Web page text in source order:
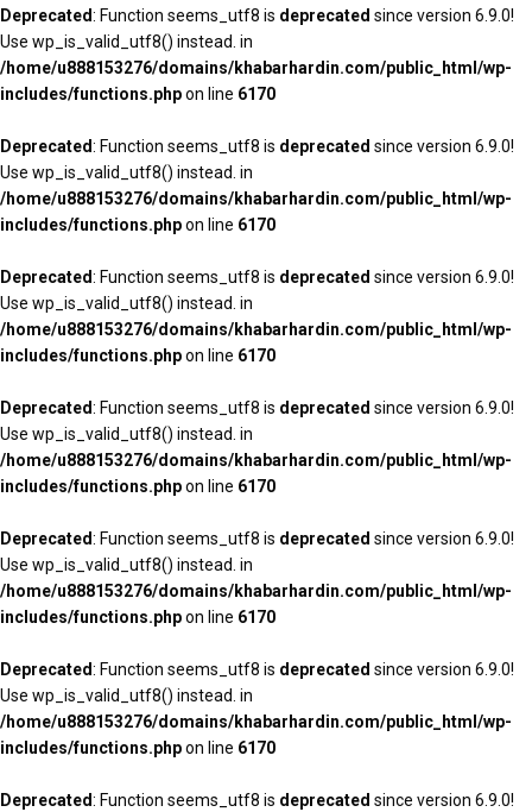
Deprecated: Function seems_utf8 is deprecated since version 6.9.0!
Use wp_is_valid_utf8() instead. in
/home/u888153276/domains/khabarhardin.com/public_html/wp-
includes/functions.phpon line 6170
Deprecated: Function seems_utf8 is deprecated since version 6.9.0!
Use wp_is_valid_utf8() instead. in
/home/u888153276/domains/khabarhardin.com/public_html/wp-
includes/functions.phpon line 6170
Deprecated: Function seems_utf8 is deprecated since version 6.9.0!
Use wp_is_valid_utf8() instead. in
/home/u888153276/domains/khabarhardin.com/public_html/wp-
includes/functions.phpon line 6170
Deprecated: Function seems_utf8 is deprecated since version 6.9.0!
Use wp_is_valid_utf8() instead. in
/home/u888153276/domains/khabarhardin.com/public_html/wp-
includes/functions.phpon line 6170
Deprecated: Function seems_utf8 is deprecated since version 6.9.0!
Use wp_is_valid_utf8() instead. in
/home/u888153276/domains/khabarhardin.com/public_html/wp-
includes/functions.phpon line 6170
Deprecated: Function seems_utf8 is deprecated since version 6.9.0!
Use wp_is_valid_utf8() instead. in
/home/u888153276/domains/khabarhardin.com/public_html/wp-
includes/functions.phpon line 6170
Deprecated: Function seems_utf8 is deprecated since version 6.9.0!